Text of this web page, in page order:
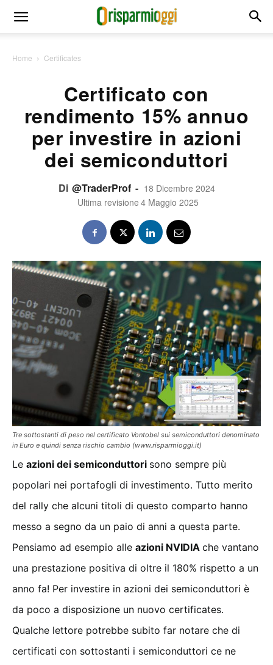
Home Certificates
Certificato con
rendimento 15% annuo
per investire in azioni
dei semiconduttori
Di @TraderProf - 18 Dicembre 2024
Ultima revisione 4 Maggio 2025
Tre sottostanti di peso nel certificato Vontobel sui semiconduttori denominato
in Euro e quindi senza rischio cambio (www.risparmioggi.it)
Le azioni dei semiconduttori sono sempre più
popolari nei portafogli di investimento. Tutto merito
del rally che alcuni titoli di questo comparto hanno
messo a segno da un paio di anni a questa parte.
Pensiamo ad esempio alle azioni NVIDIA che vantano
una prestazione positiva di oltre il 180% rispetto a un
anno fa! Per investire in azioni dei semiconduttori è
da poco a disposizione un nuovo certificates.
Qualche lettore potrebbe subito far notare che di
certificati con sottostanti i semiconduttori ce ne